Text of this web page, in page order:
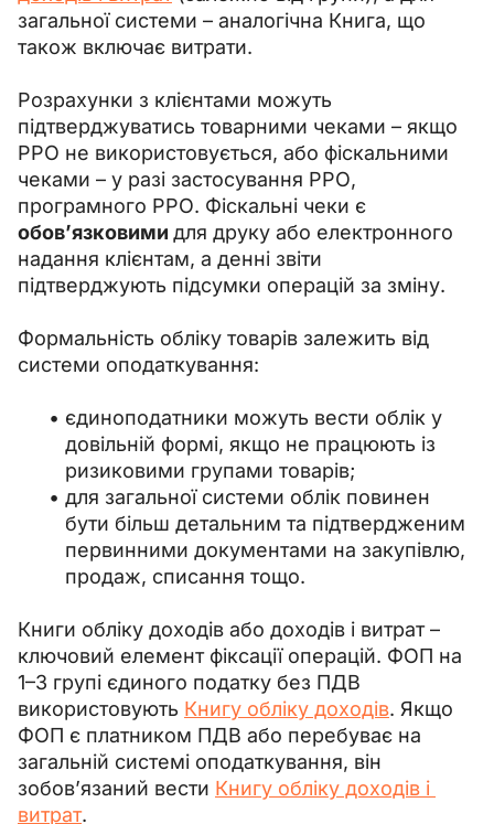
загальної системи – аналогічна Книга, що
також включає витрати.
Розрахунки з клієнтами можуть
підтверджуватись товарними чеками – якщо
РРО не використовується, або фіскальними
чеками – у разі застосування РРО,
програмного РРО. Фіскальні чеки є
обов’язковими для друку або електронного
надання клієнтам, а денні звіти
підтверджують підсумки операцій за зміну.
Формальність обліку товарів залежить від
системи оподаткування:
єдиноподатники можуть вести облік у
довільній формі, якщо не працюють із
ризиковими групами товарів;
для загальної системи облік повинен
бути більш детальним та підтвердженим
первинними документами на закупівлю,
продаж, списання тощо.
Книги обліку доходів або доходів і витрат –
ключовий елемент фіксації операцій. ФОП на
1–3 групі єдиного податку без ПДВ
використовують Книгу обліку доходів. Якщо
ФОП є платником ПДВ або перебуває на
загальній системі оподаткування, він
зобов’язаний вести Книгу обліку доходів і
витрат.